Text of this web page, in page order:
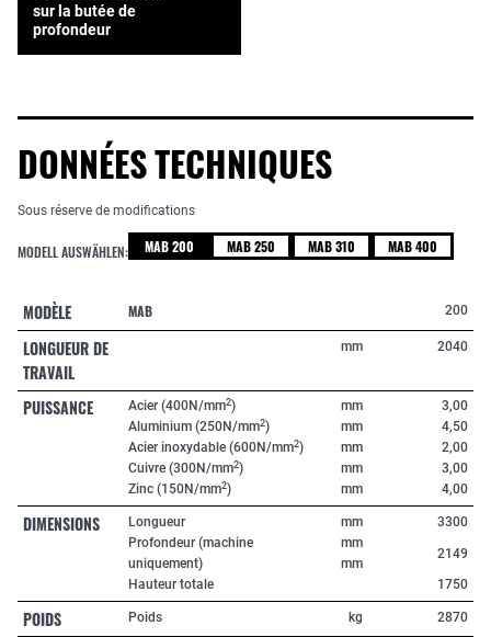
sur la butée de
profondeur
DONNÉES TECHNIQUES
Sous réserve de modifications
MODELL AUSWÄHLEN: MAB 200 MAB 250 MAB 310 MAB 400
MODÈLE MAB 200
LONGUEUR DE
TRAVAIL
mm 2040
PUISSANCE Acier (400N/mm2)
Aluminium (250N/mm2)
Acier inoxydable (600N/mm2)
Cuivre (300N/mm2)
Zinc (150N/mm2)
mm
mm
mm
mm
mm
3,00
4,50
2,00
3,00
4,00
DIMENSIONS
Longueur
Profondeur (machine
uniquement)
Hauteur totale
mm
mm
mm
3300
2149
1750
POIDS Poids kg 2870